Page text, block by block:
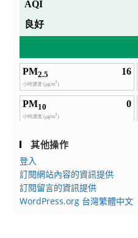
其他操作
登入
訂閱網站內容的資訊提供
訂閱留言的資訊提供
WordPress.org 台灣繁體中文